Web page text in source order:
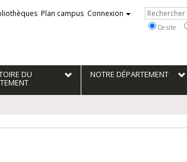
Plan campus Connexion
Ce site
DU NOTRE DÉPARTEMENT